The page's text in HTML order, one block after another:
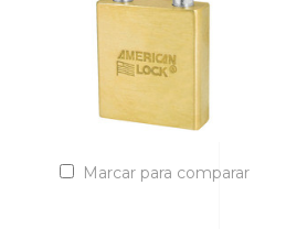
Marcar para comparar